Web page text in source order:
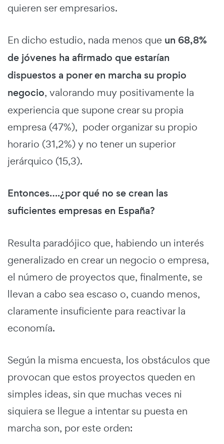
quieren ser empresarios.
En dicho estudio, nada menos que un 68,8%
de jóvenes ha afirmado que estarían
dispuestos a poner en marcha su propio
negocio, valorando muy positivamente la
experiencia que supone crear su propia
empresa (47%), poder organizar su propio
horario (31,2%) y no tener un superior
jerárquico (15,3).
Entonces….¿por qué no se crean las
suficientes empresas en España?
Resulta paradójico que, habiendo un interés
generalizado en crear un negocio o empresa,
el número de proyectos que, finalmente, se
llevan a cabo sea escaso o, cuando menos,
claramente insuficiente para reactivar la
economía.
Según la misma encuesta, los obstáculos que
provocan que estos proyectos queden en
simples ideas, sin que muchas veces ni
siquiera se llegue a intentar su puesta en
marcha son, por este orden: